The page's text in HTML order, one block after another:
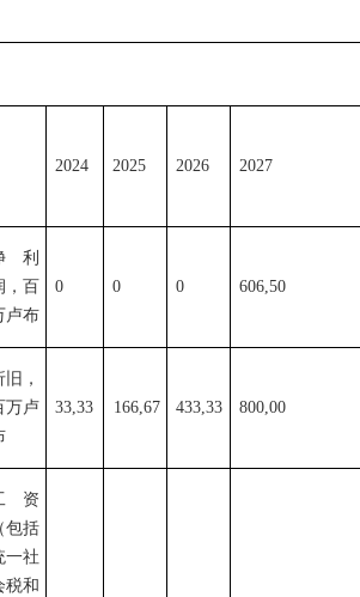
2024 2025 2026 2027
利
，百
卢布
0 0 0 606,50
旧，
万卢
33,33 166,67 433,33 800,00
资
包括
一社
税和